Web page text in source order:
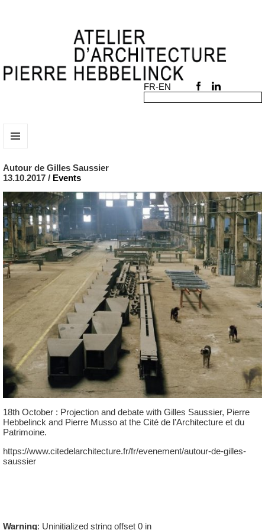
AND
WIDGETS
Autour de Gilles Saussier
13.10.2017 / Events
18th October : Projection and debate with Gilles Saussier, Pierre
Hebbelinck and Pierre Musso at the Cité de l’Architecture et du
Patrimoine.
https://www.citedelarchitecture.fr/fr/evenement/autour-de-gilles-
saussier
Warning: Uninitialized string offset 0 in